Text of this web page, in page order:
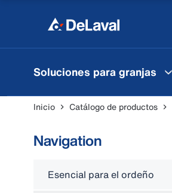
Soluciones para granjas
Inicio Catálogo de productos
Navigation
Esencial para el ordeño